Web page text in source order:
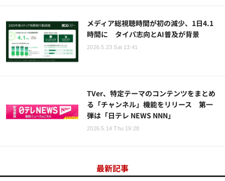
メディア総視聴時間が初の減少、1日4.1
時間に タイパ志向とAI普及が背景
2026.5.23 Sat 13:41
TVer、特定テーマのコンテンツをまとめ
る「チャンネル」機能をリリース 第一
弾は「日テレ NEWS NNN」
2026.5.14 Thu 19:28
最新記事